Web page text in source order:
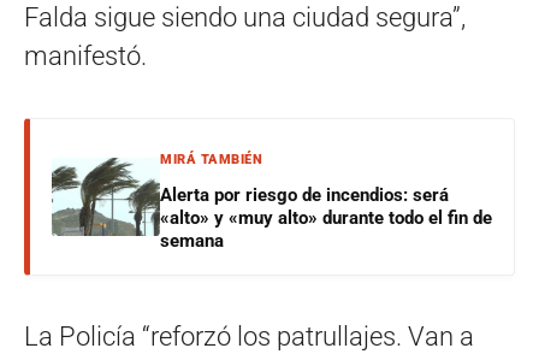
Falda sigue siendo una ciudad segura”,
manifestó.
MIRÁ TAMBIÉN
Alerta por riesgo de incendios: será
«alto» y «muy alto» durante todo el fin de
semana
La Policía “reforzó los patrullajes. Van a